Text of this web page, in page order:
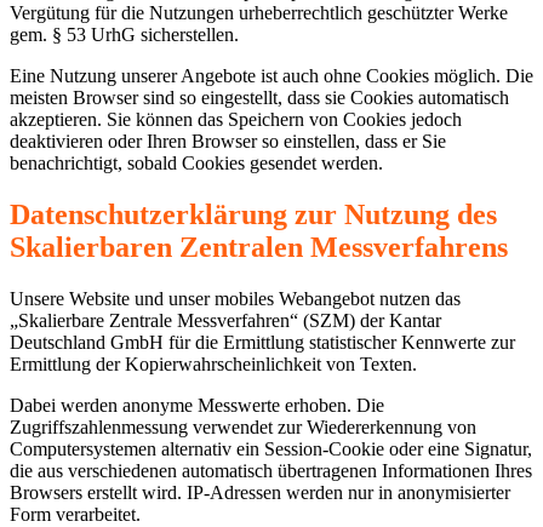
Vergütung für die Nutzungen urheberrechtlich geschützter Werke
gem. § 53 UrhG sicherstellen.
Eine Nutzung unserer Angebote ist auch ohne Cookies möglich. Die
meisten Browser sind so eingestellt, dass sie Cookies automatisch
akzeptieren. Sie können das Speichern von Cookies jedoch
deaktivieren oder Ihren Browser so einstellen, dass er Sie
benachrichtigt, sobald Cookies gesendet werden.
Datenschutzerklärung zur Nutzung des
Skalierbaren Zentralen Messverfahrens
Unsere Website und unser mobiles Webangebot nutzen das
„Skalierbare Zentrale Messverfahren“ (SZM) der Kantar
Deutschland GmbH für die Ermittlung statistischer Kennwerte zur
Ermittlung der Kopierwahrscheinlichkeit von Texten.
Dabei werden anonyme Messwerte erhoben. Die
Zugriffszahlenmessung verwendet zur Wiedererkennung von
Computersystemen alternativ ein Session-Cookie oder eine Signatur,
die aus verschiedenen automatisch übertragenen Informationen Ihres
Browsers erstellt wird. IP-Adressen werden nur in anonymisierter
Form verarbeitet.